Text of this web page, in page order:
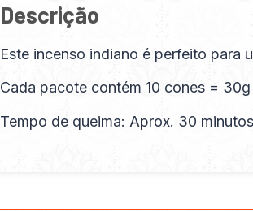
Descrição
Este incenso indiano é perfeito para
Cada pacote contém 10 cones = 30g
Tempo de queima: Aprox. 30 minutos